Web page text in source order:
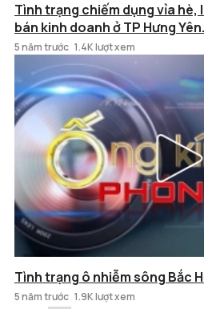
Tình trạng chiếm dụng vỉa hè,
bán kinh doanh ở TP Hưng Yên.
5 năm trước 1.4K lượt xem
Tình trạng ô nhiễm sông Bắc
5 năm trước 1.9K lượt xem